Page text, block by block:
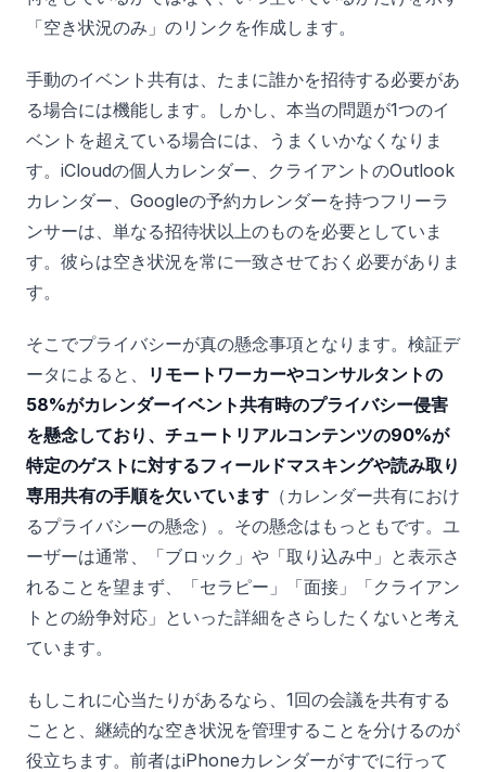
「空き状況のみ」のリンクを作成します。
手動のイベント共有は、たまに誰かを招待する必要があ
る場合には機能します。しかし、本当の問題が1つのイ
ベントを超えている場合には、うまくいかなくなりま
す。iCloudの個人カレンダー、クライアントのOutlook
カレンダー、Googleの予約カレンダーを持つフリーラ
ンサーは、単なる招待状以上のものを必要としていま
す。彼らは空き状況を常に一致させておく必要がありま
す。
そこでプライバシーが真の懸念事項となります。検証デ
ータによると、
リモートワーカーやコンサルタントの
58%がカレンダーイベント共有時のプライバシー侵害
を懸念しており、チュートリアルコンテンツの90%が
特定のゲストに対するフィールドマスキングや読み取り
専用共有の手順を欠いています （カレンダー共有におけ
るプライバシーの懸念）。その懸念はもっともです。ユ
ーザーは通常、「ブロック」や「取り込み中」と表示さ
れることを望まず、「セラピー」「面接」「クライアン
トとの紛争対応」といった詳細をさらしたくないと考え
ています。
もしこれに心当たりがあるなら、1回の会議を共有する
ことと、継続的な空き状況を管理することを分けるのが
役立ちます。前者はiPhoneカレンダーがすでに行って